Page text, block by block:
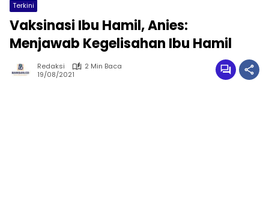
Terkini
Vaksinasi Ibu Hamil, Anies:
Menjawab Kegelisahan Ibu Hamil
Redaksi
2 Min Baca
19/08/2021